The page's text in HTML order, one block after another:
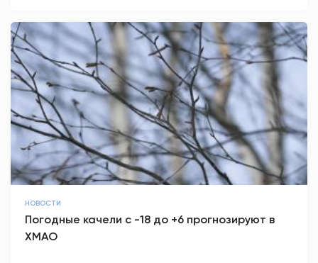
НОВОСТИ
Погодные качели с -18 до +6 прогнозируют в
ХМАО